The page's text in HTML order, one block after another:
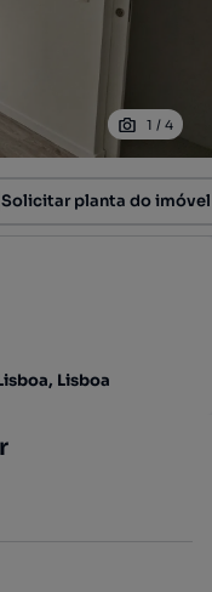
1 / 4
Solicitar planta do imóvel
Lisboa